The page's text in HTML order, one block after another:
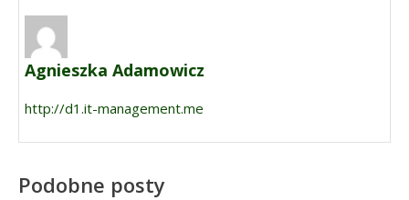
Agnieszka Adamowicz
http://d1.it-management.me
Podobne posty